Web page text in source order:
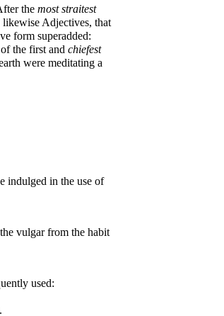
the most straitest
likewise Adjectives, that
form superadded:
the first and chiefest
were meditating a
indulged in the use of
vulgar from the habit
used: